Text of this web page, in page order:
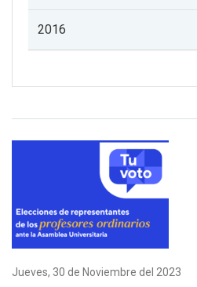
2016
Jueves, 30 de Noviembre del 2023